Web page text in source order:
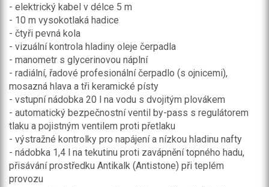
- elektrický kabel v délce 5 m
- 10 m vysokotlaká hadice
- čtyři pevná kola
- vizuální kontrola hladiny oleje čerpadla
- manometr s glycerinovou náplní
- radiální, řadové profesionální čerpadlo (s ojnicemi),
mosazná hlava a tři keramické písty
- vstupní nádobka 20 l na vodu s dvojitým plovákem
- automatický bezpečnostní ventil by-pass s regulátorem
tlaku a pojistným ventilem proti přetlaku
- výstražné kontrolky pro napájení a nízkou hladinu nafty
- nádobka 1,4 l na tekutinu proti zavápnění topného hadu,
přisávání prostředku Antikalk (Antistone) při teplém
provozu